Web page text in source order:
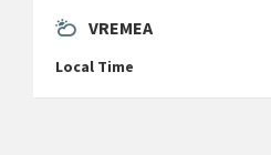
VREMEA
Local Time